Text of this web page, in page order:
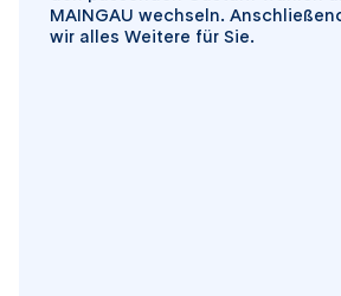
MAINGAU wechseln.
wir alles Weitere für Sie.